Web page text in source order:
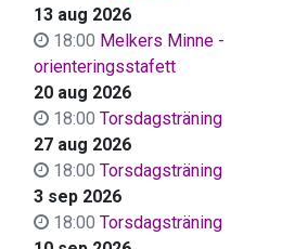
13 aug 2026
18:00 Melkers Minne -
orienteringsstafett
20 aug 2026
18:00 Torsdagsträning
27 aug 2026
18:00 Torsdagsträning
3 sep 2026
18:00 Torsdagsträning